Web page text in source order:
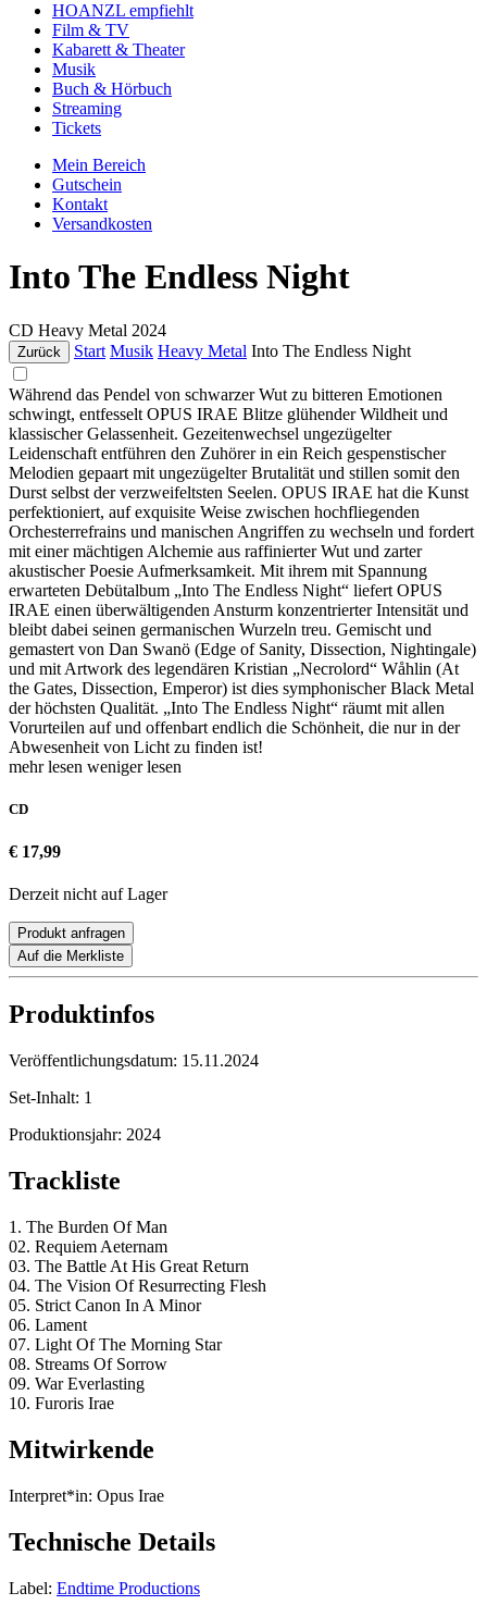
HOANZL empfiehlt
Film & TV
Kabarett & Theater
Musik
Buch & Hörbuch
Streaming
Tickets
Mein Bereich
Gutschein
Kontakt
Versandkosten
Into The Endless Night
CD Heavy Metal 2024
Zurück Start Musik Heavy Metal Into The Endless Night
Während das Pendel von schwarzer Wut zu bitteren Emotionen
schwingt, entfesselt OPUS IRAE Blitze glühender Wildheit und
klassischer Gelassenheit. Gezeitenwechsel ungezügelter
Leidenschaft entführen den Zuhörer in ein Reich gespenstischer
Melodien gepaart mit ungezügelter Brutalität und stillen somit den
Durst selbst der verzweifeltsten Seelen. OPUS IRAE hat die Kunst
perfektioniert, auf exquisite Weise zwischen hochfliegenden
Orchesterrefrains und manischen Angriffen zu wechseln und fordert
mit einer mächtigen Alchemie aus raffinierter Wut und zarter
akustischer Poesie Aufmerksamkeit. Mit ihrem mit Spannung
erwarteten Debütalbum „Into The Endless Night“ liefert OPUS
IRAE einen überwältigenden Ansturm konzentrierter Intensität und
bleibt dabei seinen germanischen Wurzeln treu. Gemischt und
gemastert von Dan Swanö (Edge of Sanity, Dissection, Nightingale)
und mit Artwork des legendären Kristian „Necrolord“ Wåhlin (At
the Gates, Dissection, Emperor) ist dies symphonischer Black Metal
der höchsten Qualität. „Into The Endless Night“ räumt mit allen
Vorurteilen auf und offenbart endlich die Schönheit, die nur in der
Abwesenheit von Licht zu finden ist!
mehr lesen weniger lesen
CD
€ 17,99
Derzeit nicht auf Lager
Produkt anfragen
Auf die Merkliste
Produktinfos
Veröffentlichungsdatum: 15.11.2024
Set-Inhalt: 1
Produktionsjahr: 2024
Trackliste
1. The Burden Of Man
02. Requiem Aeternam
03. The Battle At His Great Return
04. The Vision Of Resurrecting Flesh
05. Strict Canon In A Minor
06. Lament
07. Light Of The Morning Star
08. Streams Of Sorrow
09. War Everlasting
10. Furoris Irae
Mitwirkende
Interpret*in: Opus Irae
Technische Details
Label: Endtime Productions